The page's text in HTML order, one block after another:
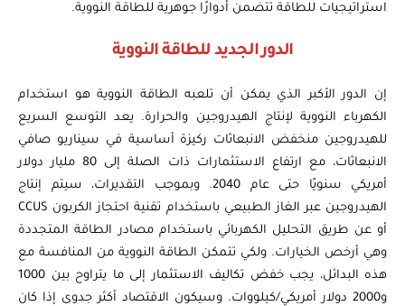
استراتيجيات للطاقة تتضمن أدوارًا جوهرية للطاقة النووية.
الدور الجديد للطاقة النووية
إن الدور الأكبر الذي يمكن أن تلعبه الطاقة النووية هو استخدام
الكهرباء النووية لإنتاج الهيدروجين والحرارة. يعد التوسع السريع
للهيدروجين منخفض الانبعاثات ركيزة أساسية في سيناريو صافي
الانبعاثات، مع ارتفاع الاستثمارات ذات الصلة إلى 80 مليار دولار
أمريكي سنويًا حتى عام 2040. وبموجب التقديرات، سيتم إنتاج
الهيدروجين عبر الغاز الطبيعي باستخدام تقنية احتجاز الكربون CCUS
أو عن طريق التحليل الكهربائي باستخدام مصادر الطاقة المتجددة
وهي أرخص الخيارات. ولكي تتمكن الطاقة النووية من المنافسة مع
هذه البدائل، يجب خفض تكاليف الاستثمار إلى ما يتراوح بين 1000
و2000 دولار أمريكي/كيلووات. وسيكون الاقتصاد أكثر جدوى إذا كان